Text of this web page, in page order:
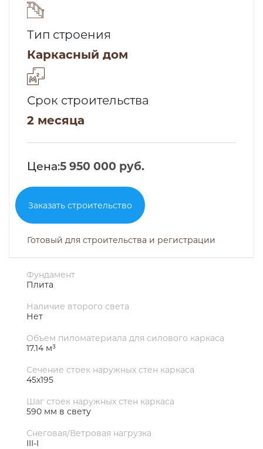
Тип строения
Каркасный дом
Срок строительства
2 месяца
Цена:5 950 000 руб.
Заказать строительство
Готовый для строительства и регистрации
Фундамент
Плита
Наличие второго света
Нет
Объем пиломатериала для силового каркаса
17.14 м³
Сечение стоек наружных стен каркаса
45х195
Шаг стоек наружных стен каркаса
590 мм в свету
Снеговая/Ветровая нагрузка
III-I